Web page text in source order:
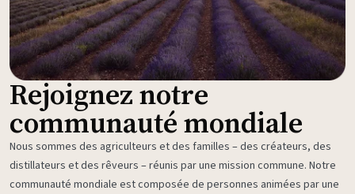
Rejoignez notre
communauté mondiale
Nous sommes des agriculteurs et des familles – des créateurs, des
distillateurs et des rêveurs – réunis par une mission commune. Notre
communauté mondiale est composée de personnes animées par une